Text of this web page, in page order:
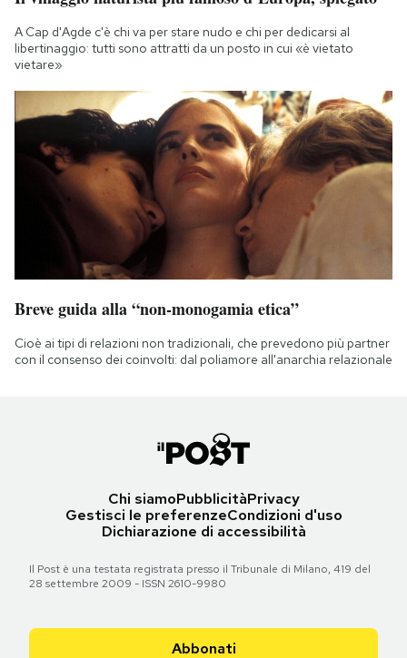
A Cap d'Agde c'è chi va per stare nudo e chi per dedicarsi al
libertinaggio: tutti sono attratti da un posto in cui «è vietato
vietare»
Breve guida alla “non-monogamia etica”
Cioè ai tipi di relazioni non tradizionali, che prevedono più partner
con il consenso dei coinvolti: dal poliamore all'anarchia relazionale
Chi siamoPubblicitàPrivacy
Gestisci le preferenzeCondizioni d'uso
Dichiarazione di accessibilità
Il Post è una testata registrata presso il Tribunale di Milano, 419 del
28 settembre 2009 - ISSN 2610-9980
Abbonati